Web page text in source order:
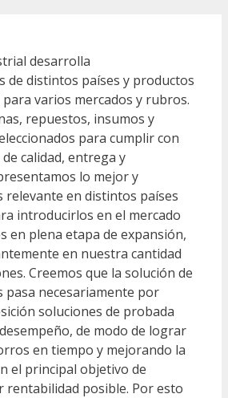
desarrolla
de distintos países y productos
varios mercados y rubros.
repuestos, insumos y
para cumplir con
calidad, entrega y
lo mejor y
relevante en distintos países
introducirlos en el mercado
en plena etapa de expansión,
en nuestra cantidad
Creemos que la solución de
pasa necesariamente por
soluciones de probada
de modo de lograr
en tiempo y mejorando la
el principal objetivo de
rentabilidad posible. Por esto